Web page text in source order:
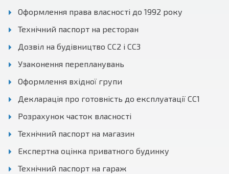
Оформлення права власності до 1992 року
Технічний паспорт на ресторан
Дозвіл на будівництво СС2 і СС3
Узаконення перепланувань
Оформлення вхідної групи
Декларація про готовність до експлуатації СС1
Розрахунок часток власності
Технічний паспорт на магазин
Експертна оцінка приватного будинку
Технічний паспорт на гараж